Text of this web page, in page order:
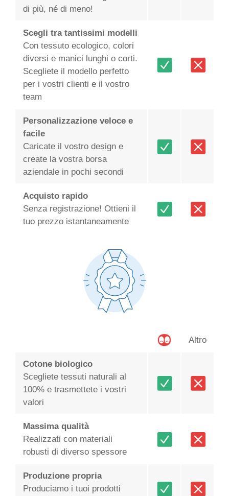
di più, né di meno!
Scegli tra tantissimi modelli
Con tessuto ecologico, colori
diversi e manici lunghi o corti.
Scegliete il modello perfetto
per i vostri clienti e il vostro
team
Personalizzazione veloce e
facile
Caricate il vostro design e
create la vostra borsa
aziendale in pochi secondi
Acquisto rapido
Senza registrazione! Ottieni il
tuo prezzo istantaneamente
Altro
Cotone biologico
Scegliete tessuti naturali al
100% e trasmettete i vostri
valori
Massima qualità
Realizzati con materiali
robusti di diverso spessore
Produzione propria
Produciamo i tuoi prodotti